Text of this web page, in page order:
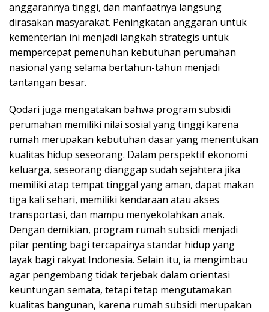
anggarannya tinggi, dan manfaatnya langsung
dirasakan masyarakat. Peningkatan anggaran untuk
kementerian ini menjadi langkah strategis untuk
mempercepat pemenuhan kebutuhan perumahan
nasional yang selama bertahun-tahun menjadi
tantangan besar.
Qodari juga mengatakan bahwa program subsidi
perumahan memiliki nilai sosial yang tinggi karena
rumah merupakan kebutuhan dasar yang menentukan
kualitas hidup seseorang. Dalam perspektif ekonomi
keluarga, seseorang dianggap sudah sejahtera jika
memiliki atap tempat tinggal yang aman, dapat makan
tiga kali sehari, memiliki kendaraan atau akses
transportasi, dan mampu menyekolahkan anak.
Dengan demikian, program rumah subsidi menjadi
pilar penting bagi tercapainya standar hidup yang
layak bagi rakyat Indonesia. Selain itu, ia mengimbau
agar pengembang tidak terjebak dalam orientasi
keuntungan semata, tetapi tetap mengutamakan
kualitas bangunan, karena rumah subsidi merupakan